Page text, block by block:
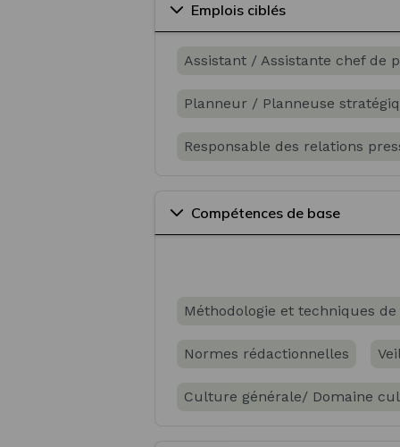
Emplois ciblés
Assistant / Assistante chef de
Planneur / Planneuse
Responsable des relations
Compétences de base
Méthodologie et techniques
Normes rédactionnelles
Culture générale/ Domaine